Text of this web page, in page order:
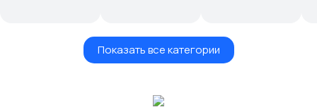
Показать все категории